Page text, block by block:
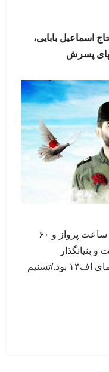
اسماعیل بابایی،
پای پسرش
شهید بابایی بیش از ۳۰۰۰ ساعت پرواز و ۶۰
بنیانگذار
تسنیم